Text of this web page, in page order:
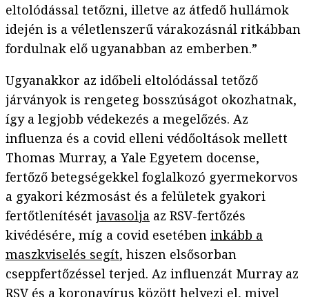
eltolódással tetőzni, illetve az átfedő hullámok
idején is a véletlenszerű várakozásnál ritkábban
fordulnak elő ugyanabban az emberben.”
Ugyanakkor az időbeli eltolódással tetőző
járványok is rengeteg bosszúságot okozhatnak,
így a legjobb védekezés a megelőzés. Az
influenza és a covid elleni védőoltások mellett
Thomas Murray, a Yale Egyetem docense,
fertőző betegségekkel foglalkozó gyermekorvos
a gyakori kézmosást és a felületek gyakori
fertőtlenítését javasolja az RSV-fertőzés
kivédésére, míg a covid esetében inkább a
maszkviselés segít, hiszen elsősorban
cseppfertőzéssel terjed. Az influenzát Murray az
RSV és a koronavírus között helyezi el, mivel